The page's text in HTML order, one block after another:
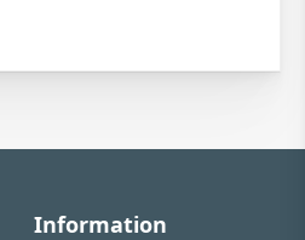
Information